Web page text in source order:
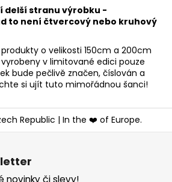
delší stranu výrobku -
to není čtvercový nebo kruhový
produkty o velikosti 150cm a 200cm
v limitované edici pouze
bude pečlivě značen, číslován a
si ujít tuto mimořádnou šanci!
Republic | In the ❤️ of Europe.